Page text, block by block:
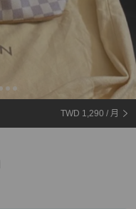
TWD 1,290 / 月